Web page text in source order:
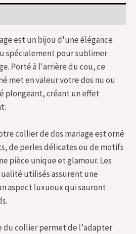
est un bijou d'une élégance
spécialement pour sublimer
Porté à l'arrière du cou, ce
met en valeur votre dos nu ou
plongeant, créant un effet
collier de dos mariage est orné
de perles délicates ou de motifs
pièce unique et glamour. Les
utilisés assurent une
aspect luxueux qui sauront
du collier permet de l'adapter